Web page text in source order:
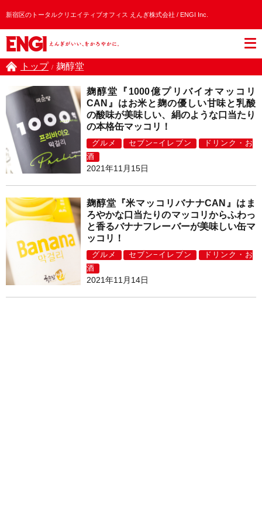
新宿区のトータルクリエイティブオフィス えんぎ株式会社 / ENGI Inc.
トップ / 麹醇堂
麹醇堂『1000億プリバイオマッコリ
CAN』はお米と麹の優しい甘味と乳酸
の酸味が美味しい、絹のような口当たり
の本格缶マッコリ！
グルメ セブン−イレブン
ドリンク・お
酒
2021年11月15日
麹醇堂『米マッコリバナナCAN』はま
ろやかな口当たりのマッコリからふわっ
と香るバナナフレーバーが美味しい缶マ
ッコリ！
グルメ セブン−イレブン
ドリンク・お
酒
2021年11月14日